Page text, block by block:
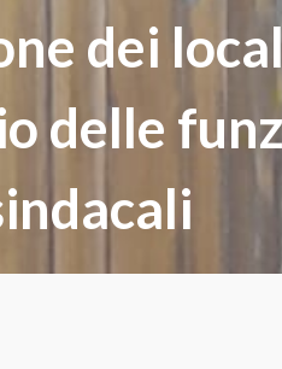
dei
delle